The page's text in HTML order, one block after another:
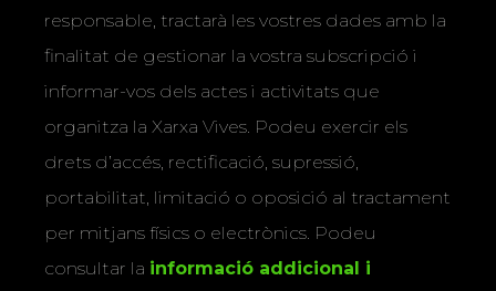
responsable, tractarà les vostres dades amb la
finalitat de gestionar la vostra subscripció i
informar-vos dels actes i activitats que
organitza la Xarxa Vives. Podeu exercir els
drets d’accés, rectificació, supressió,
portabilitat, limitació o oposició al tractament
per mitjans físics o electrònics. Podeu
consultar la informació addicional i